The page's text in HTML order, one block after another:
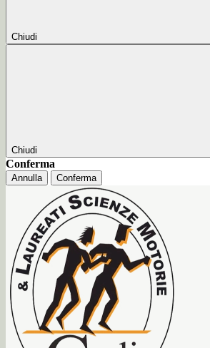
Chiudi
Chiudi
Conferma
Annulla Conferma